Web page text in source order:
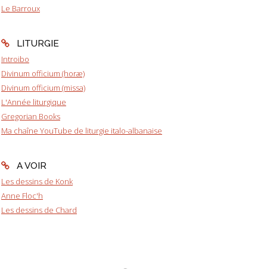
Le Barroux
LITURGIE
Introibo
Divinum officium (horæ)
Divinum officium (missa)
L'Année liturgique
Gregorian Books
Ma chaîne YouTube de liturgie italo-albanaise
A VOIR
Les dessins de Konk
Anne Floc'h
Les dessins de Chard